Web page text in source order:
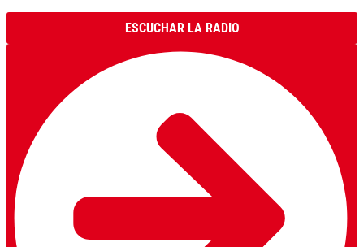
ESCUCHAR LA RADIO